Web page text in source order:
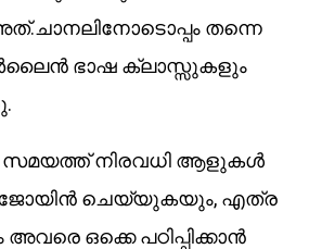
തന്നെ
ഭാഷ ക്ലാസ്സുകളും
സമയത്ത് നിരവധി ആളുകൾ
ജോയിൻ ചെയ്യുകയും, എത്ര
ഒക്കെ പഠിപ്പിക്കാൻ